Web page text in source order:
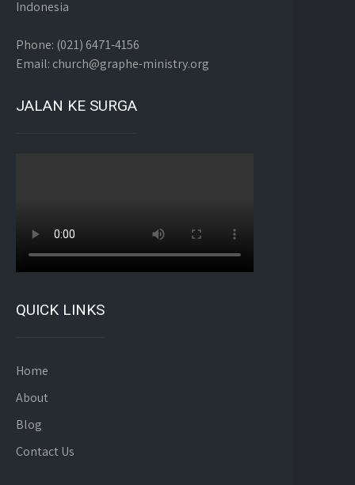
Indonesia
Phone: (021) 6471-4156
Email: church@graphe-ministry.org
JALAN KE SURGA
QUICK LINKS
Home
About
Blog
Contact Us